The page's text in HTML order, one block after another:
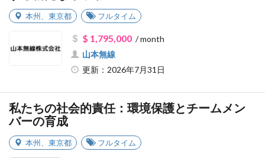
本州 東京都 フルタイム
$ 1,795,000/ month
山本無線
更新：2026年7月31日
私たちの社会的責任：環境保護とチームメン
バーの育成
本州 東京都 フルタイム